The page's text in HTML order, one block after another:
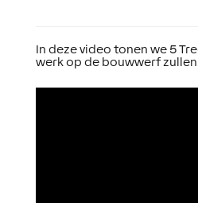
In deze video tonen we 5
werk op de bouwwerf